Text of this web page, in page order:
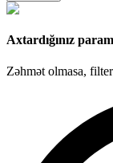
Axtardığınız
Zəhmət olmasa,